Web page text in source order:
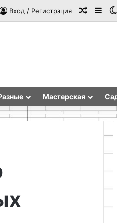
Вход / Регистрация
Мастерская